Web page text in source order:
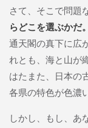
さて、そこで問題
らどこを選ぶかだ。
通天閣の真下に広
れとも、海と山が
はたまた、日本の
各県の特色が色濃
しかし、もし、あ